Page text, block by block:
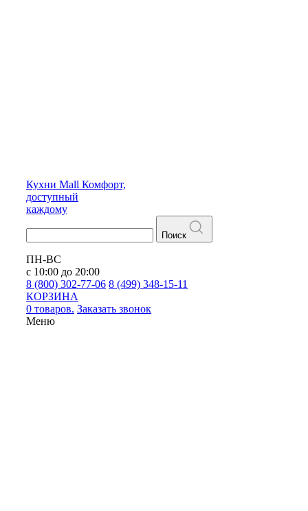
Кухни Mall Комфорт,
доступный
каждому
Поиск
ПН-ВС
с 10:00 до 20:00
8 (800) 302-77-06 8 (499) 348-15-11
КОРЗИНА
0 товаров. Заказать звонок
Меню